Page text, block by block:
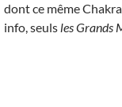
dont ce même
info, seuls les Grands